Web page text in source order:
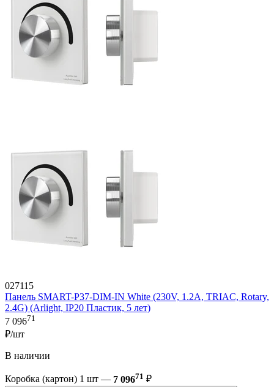
027115
Панель SMART-P37-DIM-IN White (230V, 1.2A, TRIAC, Rotary,
2.4G) (Arlight, IP20 Пластик, 5 лет)
7 09671
₽/шт
В наличии
Коробка (картон) 1 шт — 7 09671 ₽